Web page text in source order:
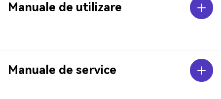
Manuale de utilizare
Manuale de service